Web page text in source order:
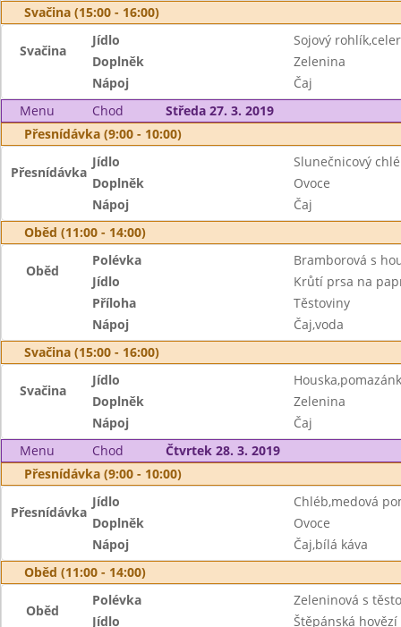
Svačina (15:00 - 16:00)
Svačina
Jídlo
Sojový
Doplněk
Zelenina
Nápoj
Čaj
Menu
Chod
Středa 27. 3. 2019
Přesnídávka (9:00 - 10:00)
Přesnídávka
Jídlo
Slunečnicový
Doplněk
Ovoce
Nápoj
Čaj
Oběd (11:00 - 14:00)
Oběd
Polévka
Bramborová s
Jídlo
Krůtí prsa na
Příloha
Těstoviny
Nápoj
Čaj,voda
Svačina (15:00 - 16:00)
Svačina
Jídlo
Doplněk
Zelenina
Nápoj
Čaj
Menu
Chod
Čtvrtek 28. 3. 2019
Přesnídávka (9:00 - 10:00)
Přesnídávka
Jídlo
Chléb,medová
Doplněk
Ovoce
Nápoj
Čaj,bílá káva
Oběd (11:00 - 14:00)
Oběd
Polévka
Zeleninová s
Jídlo
Štěpánská